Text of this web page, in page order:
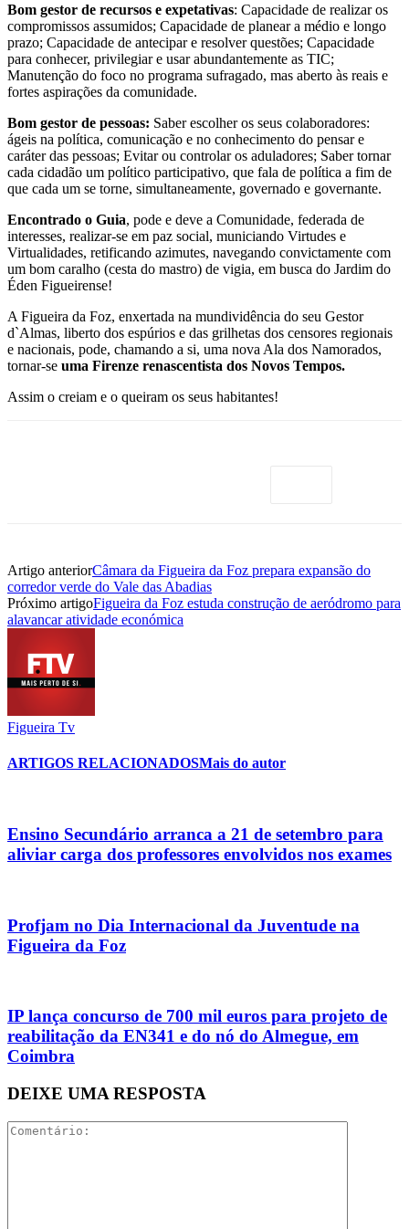
Bom gestor de recursos e expetativas: Capacidade de realizar os
compromissos assumidos; Capacidade de planear a médio e longo
prazo; Capacidade de antecipar e resolver questões; Capacidade
para conhecer, privilegiar e usar abundantemente as TIC;
Manutenção do foco no programa sufragado, mas aberto às reais e
fortes aspirações da comunidade.
Bom gestor de pessoas: Saber escolher os seus colaboradores:
ágeis na política, comunicação e no conhecimento do pensar e
caráter das pessoas; Evitar ou controlar os aduladores; Saber tornar
cada cidadão um político participativo, que fala de política a fim de
que cada um se torne, simultaneamente, governado e governante.
Encontrado o Guia, pode e deve a Comunidade, federada de
interesses, realizar-se em paz social, municiando Virtudes e
Virtualidades, retificando azimutes, navegando convictamente com
um bom caralho (cesta do mastro) de vigia, em busca do Jardim do
Éden Figueirense!
A Figueira da Foz, enxertada na mundividência do seu Gestor
d`Almas, liberto dos espúrios e das grilhetas dos censores regionais
e nacionais, pode, chamando a si, uma nova Ala dos Namorados,
tornar-se uma Firenze renascentista dos Novos Tempos.
Assim o creiam e o queiram os seus habitantes!
Artigo anteriorCâmara da Figueira da Foz prepara expansão do
corredor verde do Vale das Abadias
Próximo artigoFigueira da Foz estuda construção de aeródromo para
alavancar atividade económica
Figueira Tv
ARTIGOS RELACIONADOSMais do autor
Ensino Secundário arranca a 21 de setembro para
aliviar carga dos professores envolvidos nos exames
Profjam no Dia Internacional da Juventude na
Figueira da Foz
IP lança concurso de 700 mil euros para projeto de
reabilitação da EN341 e do nó do Almegue, em
Coimbra
DEIXE UMA RESPOSTA